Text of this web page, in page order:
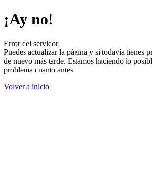
¡Ay no!
Error del servidor
Puedes actualizar la página y si todavía tienes
de nuevo más tarde. Estamos haciendo lo
problema cuanto antes.
Volver a inicio